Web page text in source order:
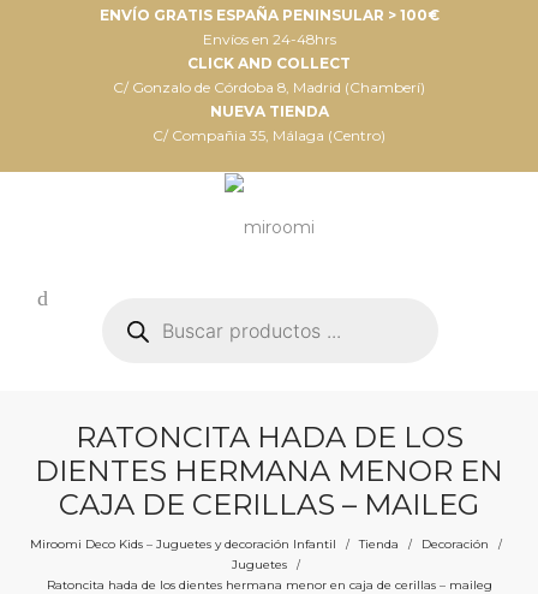
ENVÍO GRATIS ESPAÑA PENINSULAR > 100€
Envíos en 24-48hrs
CLICK AND COLLECT
C/ Gonzalo de Córdoba 8, Madrid (Chamberí)
NUEVA TIENDA
C/ Compañia 35, Málaga (Centro)
productos
RATONCITA HADA DE LOS
DIENTES HERMANA MENOR EN
CAJA DE CERILLAS – MAILEG
Miroomi Deco Kids – Juguetes y decoración Infantil / Tienda / Decoración /
Juguetes /
Ratoncita hada de los dientes hermana menor en caja de cerillas – maileg